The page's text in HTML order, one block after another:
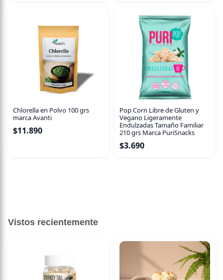
Chlorella en Polvo 100 grs
marca Avanti
$11.890
Pop Corn Libre de Gluten y
Vegano Ligeramente
Endulzadas Tamaño Familiar
210 grs Marca PuriSnacks
$3.690
Vistos recientemente